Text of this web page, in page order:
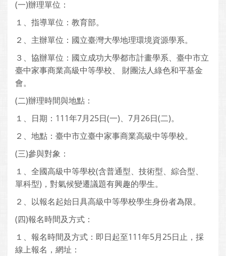
(一)辦理單位：
１、指導單位：教育部。
２、主辦單位：國立臺灣大學地理環境資源學系。
３、協辦單位：國立成功大學都市計畫學系、臺中市立
臺中家事商業高級中等學校、 財團法人綠色和平基金
會。
(二)辦理時間與地點：
１、日期：111年7月25日(一)、7月26日(二)。
２、地點：臺中市立臺中家事商業高級中等學校。
(三)參與對象：
１、全國高級中等學校(含普通型、技術型、綜合型、
單科型)，對氣候變遷議題有興趣的學生。
２、以報名起始日具高級中等學校學生身份者為限。
(四)報名時間及方式：
１、報名時間及方式：即日起至111年5月25日止，採
線上報名，網址：